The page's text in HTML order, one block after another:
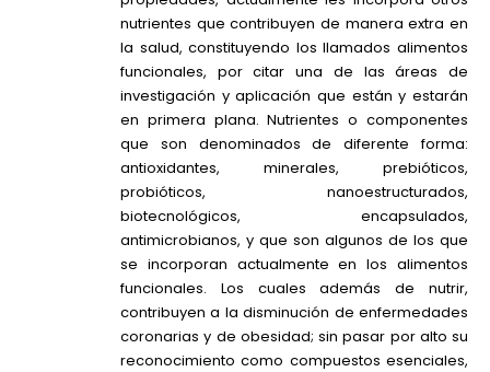
nutrientes que contribuyen de manera extra en
la salud, constituyendo los llamados alimentos
funcionales, por citar una de las áreas de
investigación y aplicación que están y estarán
en primera plana. Nutrientes o componentes
que son denominados de diferente forma:
antioxidantes, minerales, prebióticos,
probióticos, nanoestructurados,
biotecnológicos, encapsulados,
antimicrobianos, y que son algunos de los que
se incorporan actualmente en los alimentos
funcionales. Los cuales además de nutrir,
contribuyen a la disminución de enfermedades
coronarias y de obesidad; sin pasar por alto su
reconocimiento como compuestos esenciales,